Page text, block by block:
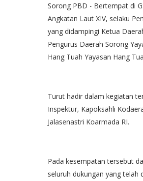
Sorong PBD - Bertempat di
Angkatan Laut XIV, selaku
yang didampingi Ketua
Pengurus Daerah Sorong
Hang Tuah Yayasan Hang
Turut hadir dalam kegiatan
Inspektur, Kapoksahli
Jalasenastri Koarmada RI.
Pada kesempatan tersebut
seluruh dukungan yang telah